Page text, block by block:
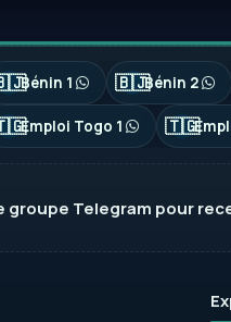
Bénin 1 🇧🇯Bénin 2
Emploi Togo 1 🇹🇬
groupe Telegram pour